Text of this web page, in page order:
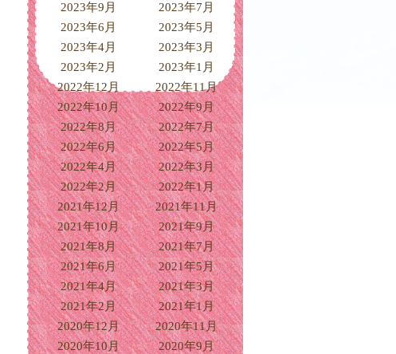
2023年9月
2023年7月
2023年6月
2023年5月
2023年4月
2023年3月
2023年2月
2023年1月
2022年12月
2022年11月
2022年10月
2022年9月
2022年8月
2022年7月
2022年6月
2022年5月
2022年4月
2022年3月
2022年2月
2022年1月
2021年12月
2021年11月
2021年10月
2021年9月
2021年8月
2021年7月
2021年6月
2021年5月
2021年4月
2021年3月
2021年2月
2021年1月
2020年12月
2020年11月
2020年10月
2020年9月